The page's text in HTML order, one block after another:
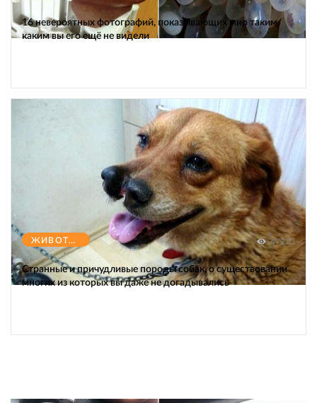
16 невероятных фотографий, показывающих мир таким,
каким вы его ещё не видели
ЖИВОТНЫЕ 47273
Странные и причудливые породы собак, о существовании
многих из которых вы даже не догадывались